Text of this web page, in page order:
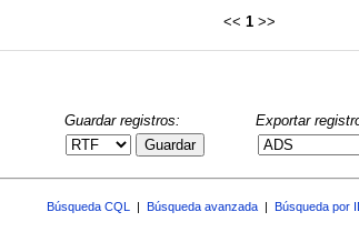
<< 1 >>
Guardar registros:
Guardar
Exportar
Búsqueda CQL Búsqueda avanzada Búsqueda por